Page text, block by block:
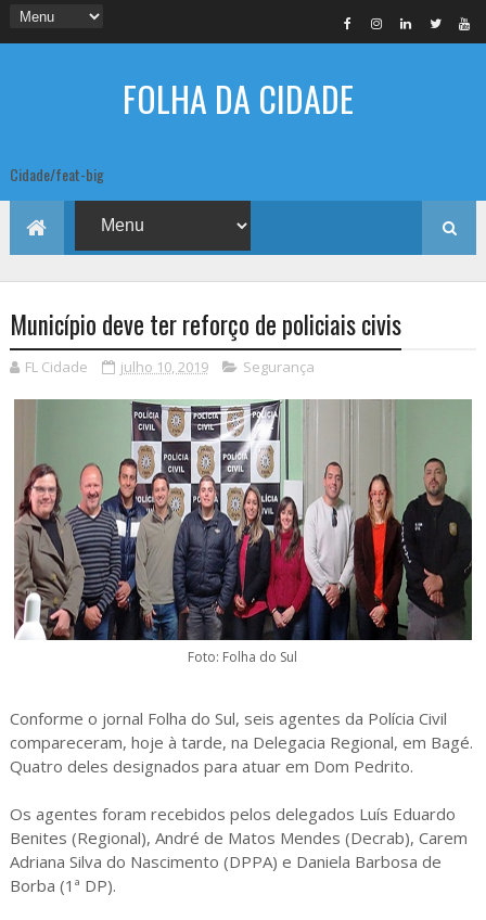
FOLHA DA CIDADE
Cidade/feat-big
Município deve ter reforço de policiais civis
FL Cidade julho 10, 2019 Segurança
Foto: Folha do Sul
Conforme o jornal Folha do Sul, seis agentes da Polícia Civil
compareceram, hoje à tarde, na Delegacia Regional, em Bagé.
Quatro deles designados para atuar em Dom Pedrito.
Os agentes foram recebidos pelos delegados Luís Eduardo
Benites (Regional), André de Matos Mendes (Decrab), Carem
Adriana Silva do Nascimento (DPPA) e Daniela Barbosa de
Borba (1ª DP).